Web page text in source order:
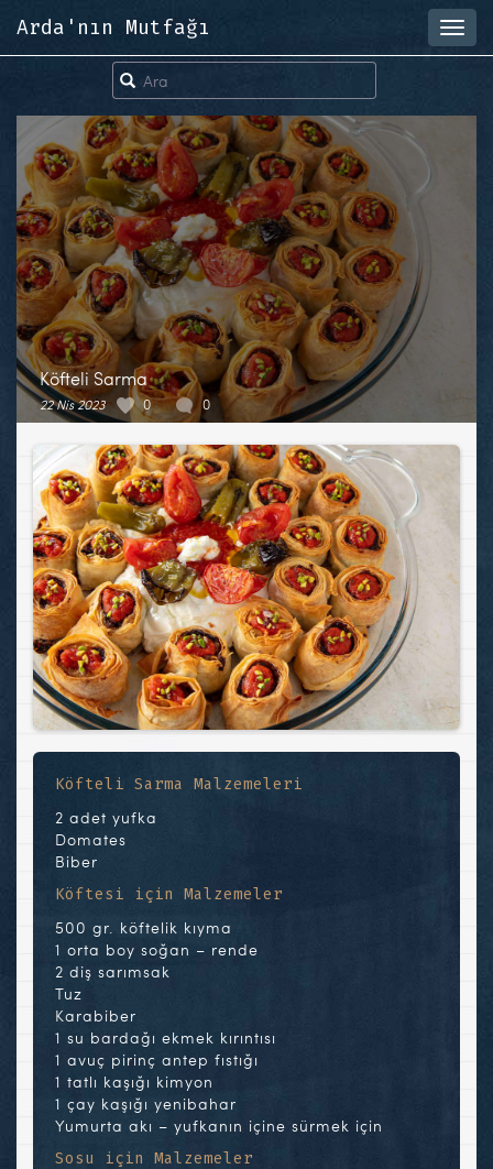
Arda'nın Mutfağı
Köfteli Sarma
22 Nis 2023 0 0
Köfteli Sarma Malzemeleri
2 adet yufka
Domates
Biber
Köftesi için Malzemeler
500 gr. köftelik kıyma
1 orta boy soğan – rende
2 diş sarımsak
Tuz
Karabiber
1 su bardağı ekmek kırıntısı
1 avuç pirinç antep fıstığı
1 tatlı kaşığı kimyon
1 çay kaşığı yenibahar
Yumurta akı – yufkanın içine sürmek için
Sosu için Malzemeler